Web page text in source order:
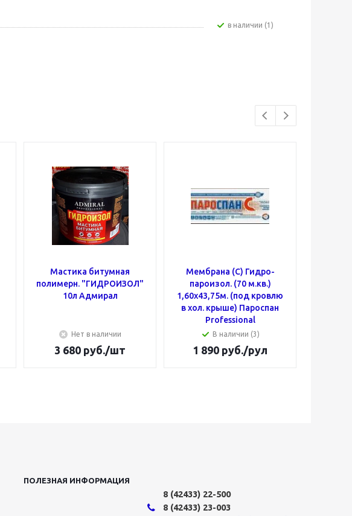
В наличии (1)
Мастика битумная
полимерн. "ГИДРОИЗОЛ"
10л Адмирал
Нет в наличии
3 680 руб./шт
Мембрана (C) Гидро-
пароизол. (70 м.кв.)
1,60х43,75м. (под кровлю
в хол. крыше) Пароспан
Professional
В наличии (3)
1 890 руб./рул
ПОЛЕЗНАЯ ИНФОРМАЦИЯ
8 (42433) 22-500
8 (42433) 23-003